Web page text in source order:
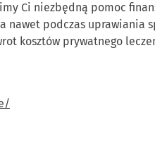
Ci niezbędną pomoc
podczas uprawiania
kosztów prywatnego